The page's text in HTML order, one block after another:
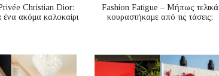
Christian Dior:
ακόμα καλοκαίρι
Fashion Fatigue – Μήπως τελικά
κουραστήκαμε από τις τάσεις;